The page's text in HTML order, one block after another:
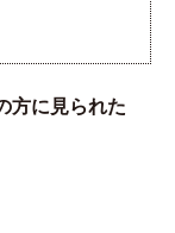
方に見られた